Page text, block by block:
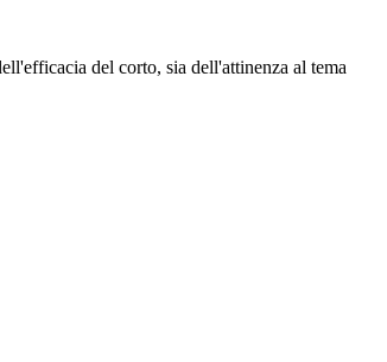
del corto, sia dell'attinenza al tema